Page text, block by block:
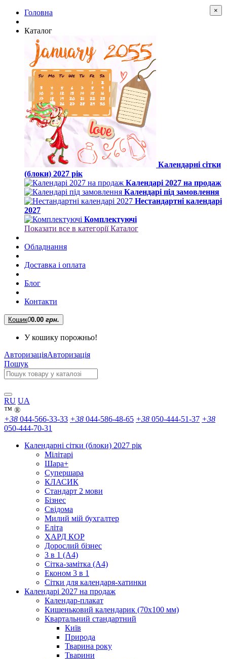
Головна
Каталог
Календарні сітки
(блоки) 2027 рік
Календарі 2027 на продаж
Календарі під замовлення
Нестандартні календарі
2027
Комплектуючі
Показати все в категорії Каталог
Обладнання
Доставка і оплата
Блог
Контакти
Кошик00.00 грн.
У кошику порожньо!
АвторизаціяАвторизація
Пошук
RU UA
™ ®
+38 044-566-33-33 +38 044-586-48-65 +38 050-444-51-37 +38
050-444-70-31
Календарні сітки (блоки) 2027 рік
Мілітарі
Шара+
Супершара
КЛАСИК
Стандарт 2 мови
Бізнес
Свідома
Милий мій бухгалтер
Еліта
ХАРД КОР
Дорослий бізнес
3 в 1 (А4)
Сітка-замітка (А4)
Економ 3 в 1
Сітки для календаря-хатинки
Календарі 2027 на продаж
Календар-плакат
Кишеньковий календарик (70х100 мм)
Квартальний стандартний
Київ
Природа
Тварина року
Тварини
×